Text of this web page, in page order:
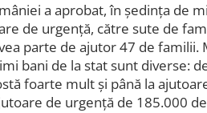
a aprobat, în ședința de
de urgență, către sute de
parte de ajutor 47 de familii.
bani de la stat sunt diverse:
foarte mult și până la
de urgență de 185.000